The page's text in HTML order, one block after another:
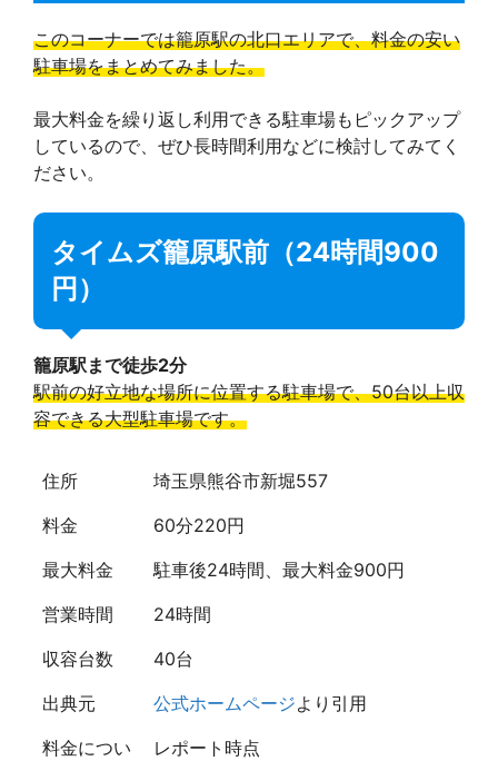
このコーナーでは籠原駅の北口エリアで、料金の安い
駐車場をまとめてみました。
最大料金を繰り返し利用できる駐車場もピックアップ
しているので、ぜひ長時間利用などに検討してみてく
ださい。
タイムズ籠原駅前（24時間900
円）
籠原駅まで徒歩2分
駅前の好立地な場所に位置する駐車場で、50台以上収
容できる大型駐車場です。
住所
埼玉県熊谷市新堀557
料金
60分220円
最大料金
駐車後24時間、最大料金900円
営業時間
24時間
収容台数
40台
出典元
公式ホームページより引用
料金につい
レポート時点